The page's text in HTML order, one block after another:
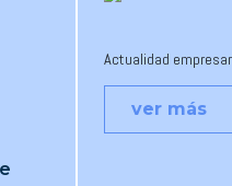
Actualidad
ver más